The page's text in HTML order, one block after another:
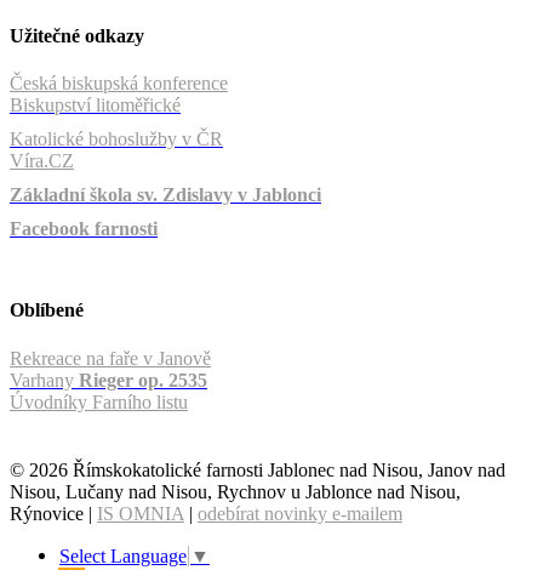
Užitečné odkazy
Česká biskupská konference
Biskupství litoměřické
Katolické bohoslužby v ČR
Víra.CZ
Základní škola sv. Zdislavy v Jablonci
Facebook farnosti
Oblíbené
Rekreace na faře v Janově
Varhany Rieger op. 2535
Úvodníky Farního listu
© 2026 Římskokatolické farnosti Jablonec nad Nisou, Janov nad
Nisou, Lučany nad Nisou, Rychnov u Jablonce nad Nisou,
Rýnovice | IS OMNIA | odebírat novinky e-mailem
Select Language ▼